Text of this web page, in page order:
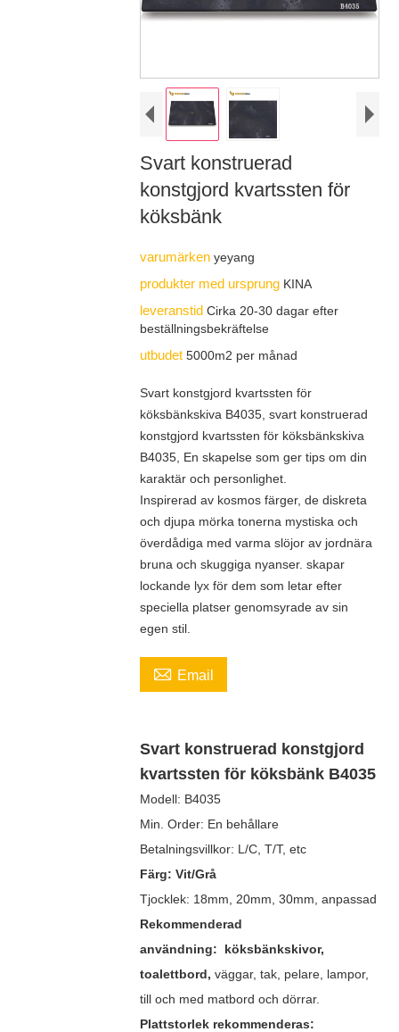
Svart konstruerad
konstgjord kvartssten för
köksbänk
varumärken yeyang
produkter med ursprung KINA
leveranstid Cirka 20-30 dagar efter
beställningsbekräftelse
utbudet 5000m2 per månad
Svart konstgjord kvartssten för
köksbänkskiva B4035, svart konstruerad
konstgjord kvartssten för köksbänkskiva
B4035, En skapelse som ger tips om din
karaktär och personlighet.
Inspirerad av kosmos färger, de diskreta
och djupa mörka tonerna mystiska och
överdådiga med varma slöjor av jordnära
bruna och skuggiga nyanser. skapar
lockande lyx för dem som letar efter
speciella platser genomsyrade av sin
egen stil.
 Email
Svart konstruerad konstgjord
kvartssten för köksbänk B4035
Modell: B4035
Min. Order: En behållare
Betalningsvillkor: L/C, T/T, etc
Färg: Vit/Grå
Tjocklek: 18mm, 20mm, 30mm, anpassad
Rekommenderad
användning:
köksbänkskivor,
toalettbord, väggar, tak, pelare, lampor,
till och med matbord och dörrar.
Plattstorlek rekommenderas: